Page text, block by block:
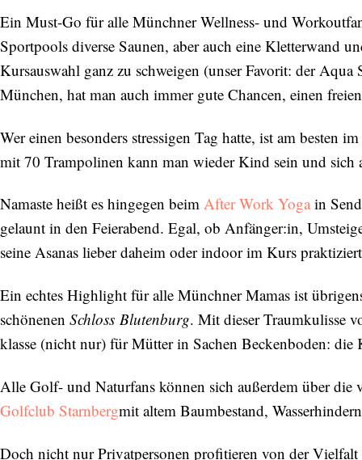
Ein Must-Go für alle Münchner Wellness- und
Sportpools diverse Saunen, aber auch eine Kletterwand
Kursauswahl ganz zu schweigen (unser Favorit: der
München, hat man auch immer gute Chancen, einen
Wer einen besonders stressigen Tag hatte, ist am besten im
mit 70 Trampolinen kann man wieder Kind sein und sich
Namaste heißt es hingegen beim After Work Yoga in
gelaunt in den Feierabend. Egal, ob Anfänger:in,
seine Asanas lieber daheim oder indoor im Kurs
Ein echtes Highlight für alle Münchner Mamas ist
schönenen Schloss Blutenburg. Mit dieser Traumkulisse
klasse (nicht nur) für Mütter in Sachen Beckenboden: die
Alle Golf- und Naturfans können sich außerdem über
Golfclub Starnbergmit altem Baumbestand,
Doch nicht nur Privatpersonen profitieren von der